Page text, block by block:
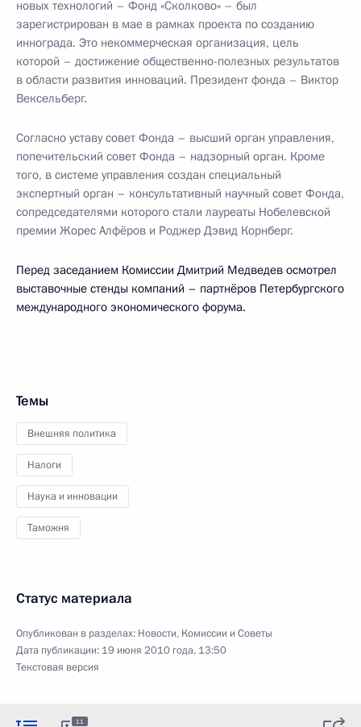
новых технологий – Фонд «Сколково» – был
зарегистрирован в мае в рамках проекта по созданию
иннограда. Это некоммерческая организация, цель
которой – достижение общественно-полезных результатов
в области развития инноваций. Президент фонда – Виктор
Вексельберг.
Согласно уставу совет Фонда – высший орган управления,
попечительский совет Фонда – надзорный орган. Кроме
того, в системе управления создан специальный
экспертный орган – консультативный научный совет Фонда,
сопредседателями которого стали лауреаты Нобелевской
премии Жорес Алфёров и Роджер Дэвид Корнберг.
Перед заседанием Комиссии Дмитрий Медведев осмотрел
выставочные стенды компаний – партнёров Петербургского
международного экономического форума.
Темы
Внешняя политика
Налоги
Наука и инновации
Таможня
Статус материала
Опубликован в разделах: Новости, Комиссии и Советы
Дата публикации: 19 июня 2010 года, 13:50
Текстовая версия
11